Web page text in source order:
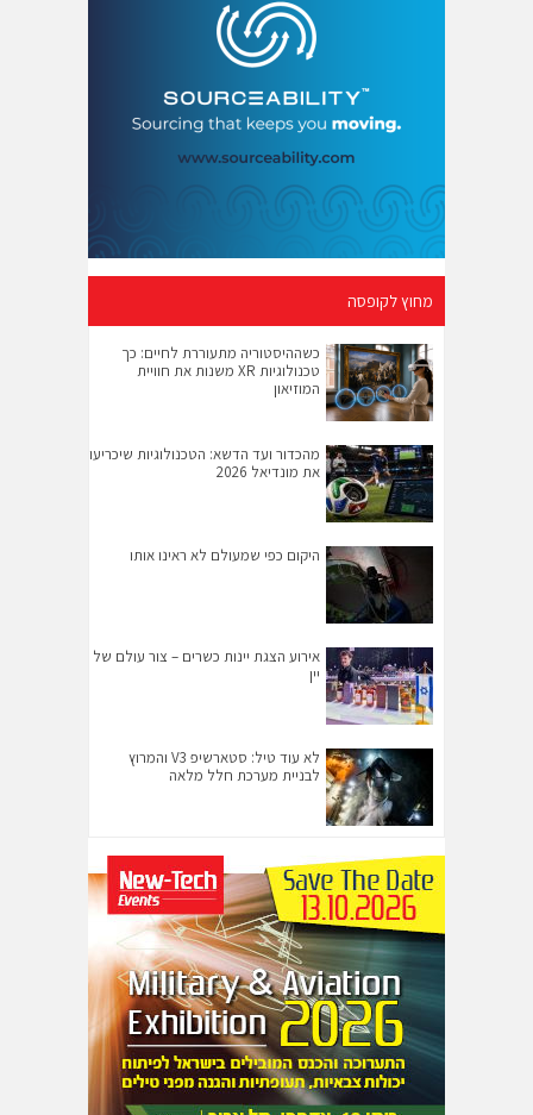
מחוץ לקופסה
כשההיסטוריה מתעוררת לחיים: כך
טכנולוגיות XR משנות את חוויית
המוזיאון
מהכדור ועד הדשא: הטכנולוגיות שיכריעו
את מונדיאל 2026
היקום כפי שמעולם לא ראינו אותו
אירוע הצגת יינות כשרים – צור עולם של
יין
לא עוד טיל: סטארשיפ V3 והמרוץ
לבניית מערכת חלל מלאה